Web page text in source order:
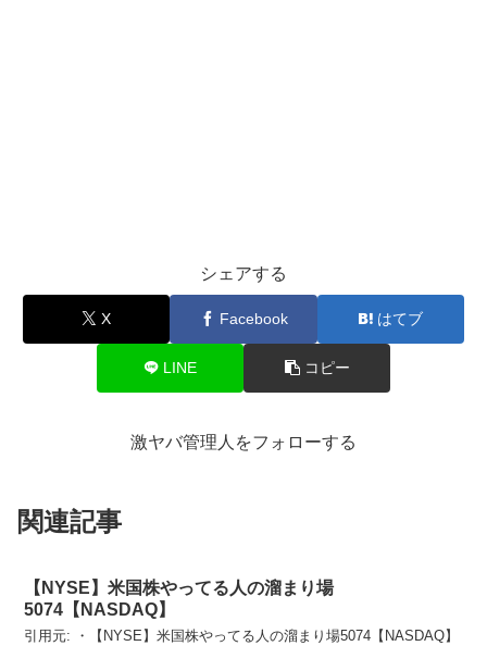
シェアする
X Facebook はてブ
LINE コピー
激ヤバ管理人をフォローする
関連記事
【NYSE】米国株やってる人の溜まり場
5074【NASDAQ】
引用元: ・【NYSE】米国株やってる人の溜まり場5074【NASDAQ】